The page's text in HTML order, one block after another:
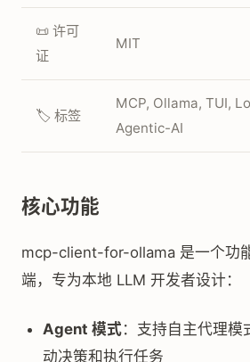
📜 许可
证
MIT
🏷️ 标签
MCP, Ollama, TUI,
Agentic-AI
核心功能
mcp-client-for-ollama 是一个功
端，专为本地 LLM 开发者设计：
Agent 模式：支持自主代理模
动决策和执行任务